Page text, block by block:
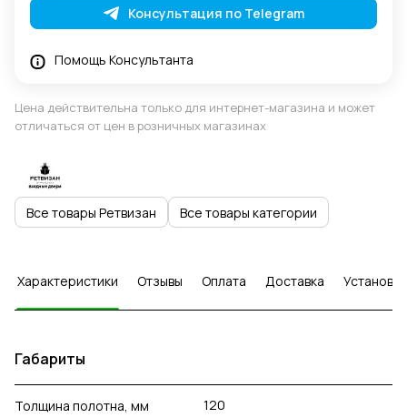
Консультация по Telegram
Помощь Консультанта
Цена действительна только для интернет-магазина и может
отличаться от цен в розничных магазинах
Все товары Ретвизан Все товары категории
Характеристики Отзывы Оплата Доставка Установка
Габариты
Толщина полотна, мм 120